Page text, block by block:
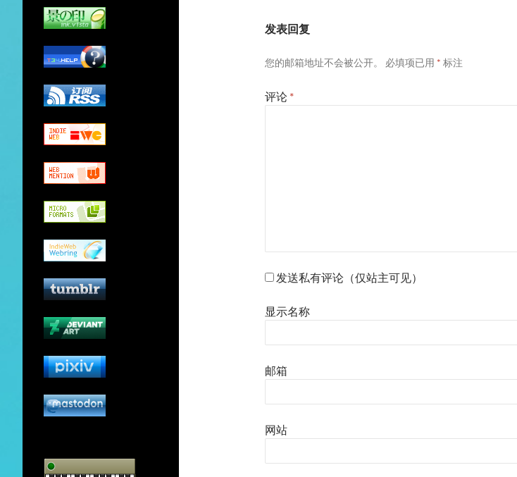
发表回复
您的邮箱地址不会被公开。 必填项已用 * 标注
评论 *
发送私有评论（仅站主可见）
显示名称
邮箱
网站